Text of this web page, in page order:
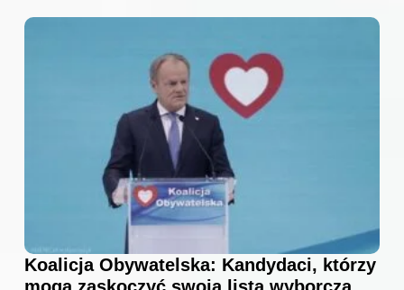
Koalicja Obywatelska: Kandydaci, którzy